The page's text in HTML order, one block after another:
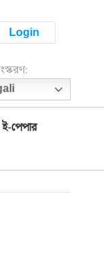
Login
ই-পেপার